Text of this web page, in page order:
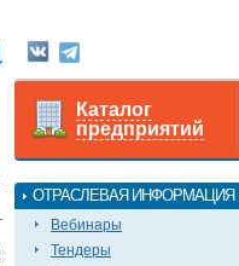
Каталог
предприятий
ОТРАСЛЕВАЯ ИНФОРМАЦИЯ
Вебинары
Тендеры